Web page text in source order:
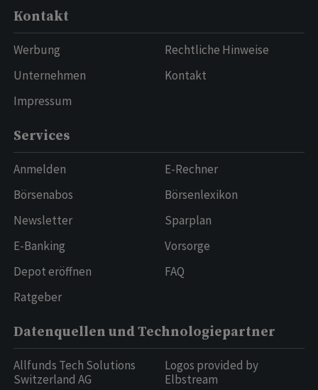
Kontakt
Werbung
Unternehmen
Impressum
Rechtliche Hinweise
Kontakt
Services
Anmelden
Börsenabos
Newsletter
E-Banking
Depot eröffnen
Ratgeber
E-Rechner
Börsenlexikon
Sparplan
Vorsorge
FAQ
Datenquellen und Technologiepartner
Allfunds Tech Solutions
Switzerland AG
Logos provided by
Elbstream